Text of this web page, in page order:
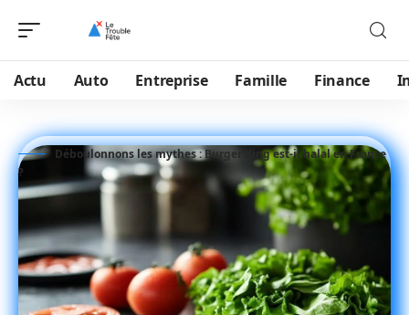
Actu Auto Entreprise Famille Finance
Déboulonnons les mythes : Burger King est-il halal en France
?